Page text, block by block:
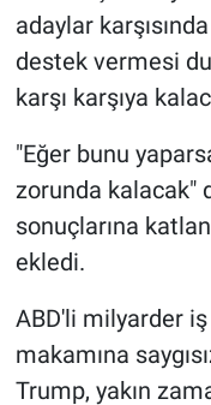
adaylar
destek vermesi
karşı karşıya
"Eğer bunu
zorunda kalacak"
sonuçlarına
ekledi.
ABD'li milyarder iş
makamına
Trump, yakın